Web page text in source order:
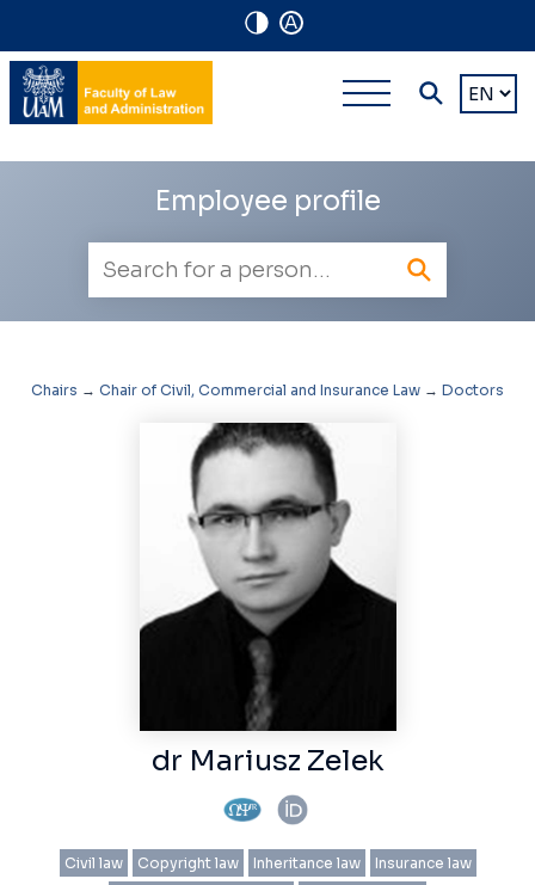
A
Navigation
shortcuts
Main
multi-
level
Choose
Employee profile
search
Chairs → Chair of Civil, Commercial and Insurance Law → Doctors
dr Mariusz Zelek
Civil law Copyright law Inheritance law
Insurance law